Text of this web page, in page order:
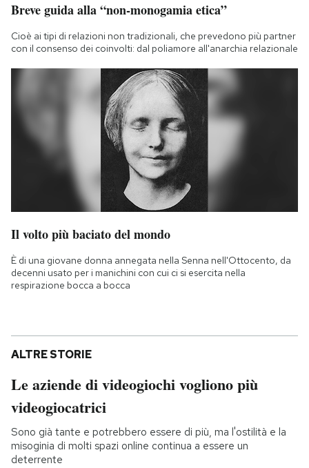
Breve guida alla “non-monogamia etica”
Cioè ai tipi di relazioni non tradizionali, che prevedono più partner
con il consenso dei coinvolti: dal poliamore all'anarchia relazionale
Il volto più baciato del mondo
È di una giovane donna annegata nella Senna nell'Ottocento, da
decenni usato per i manichini con cui ci si esercita nella
respirazione bocca a bocca
ALTRE STORIE
Le aziende di videogiochi vogliono più
videogiocatrici
Sono già tante e potrebbero essere di più, ma l'ostilità e la
misoginia di molti spazi online continua a essere un
deterrente